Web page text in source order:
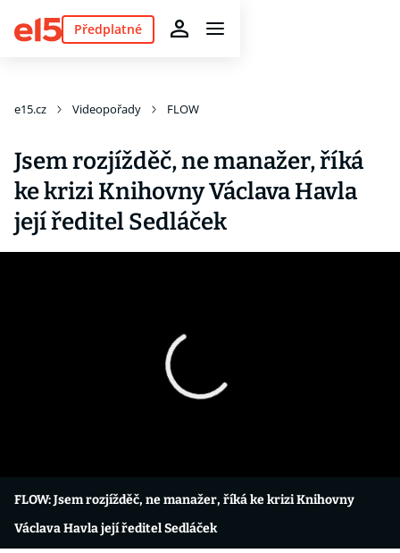
Předplatné
e15.cz Videopořady FLOW
Jsem rozjížděč, ne manažer, říká
ke krizi Knihovny Václava Havla
její ředitel Sedláček
FLOW: Jsem rozjížděč, ne manažer, říká ke krizi Knihovny
Václava Havla její ředitel Sedláček